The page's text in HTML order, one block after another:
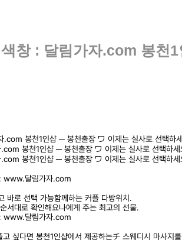
창 : 달림가자.com 봉천
봉천1인샵 ─ 봉천출장 ワ 이제는 실사로 선택하
봉천1인샵 ─ 봉천출장 ワ 이제는 실사로 선택하세
봉천1인샵 ─ 봉천출장 ワ 이제는 실사로 선택하세
www.달림가자.com
바로 선택 가능함께하는 커플 다방위치.
서대로 확인해요나에게 주는 최고의 선물.
www.달림가자.com
싶다면 봉천1인샵에서 제공하는チ 스웨디시 마사